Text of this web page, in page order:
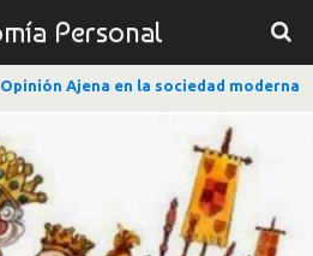
Personal
Ajena en la sociedad moderna